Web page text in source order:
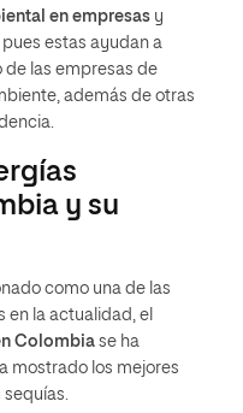
en empresas y
estas ayudan a
las empresas de
además de otras
y su
como una de las
en la actualidad, el
Colombia se ha
mostrado los mejores